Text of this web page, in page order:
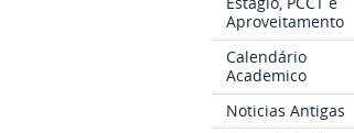
Aproveitamento
Calendário
Academico
Noticias Antigas